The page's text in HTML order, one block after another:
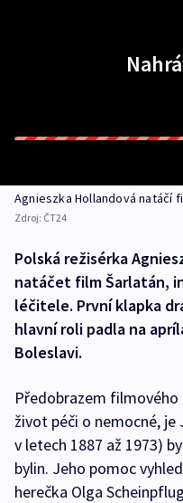
Agnieszka Hollandová natáčí
Zdroj: ČT24
Polská režisérka
natáčet film Šarlatán,
léčitele. První klapka
hlavní roli padla na
Boleslavi.
Předobrazem
život péči o nemocné, je
v letech 1887 až 1973)
bylin. Jeho pomoc
herečka Olga